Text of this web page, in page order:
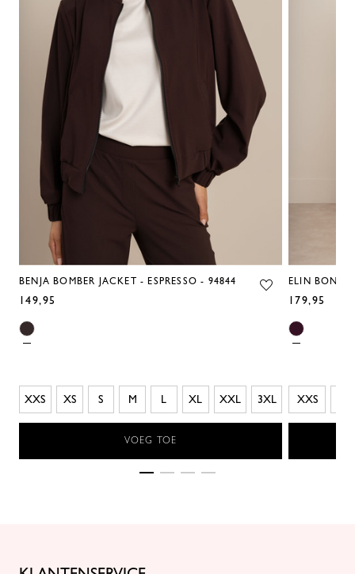
BENJA BOMBER JACKET - ESPRESSO - 94844
149,95
XXS XS S M L XL XXL 3XL
VOEG TOE
ELIN
179,95
XXS